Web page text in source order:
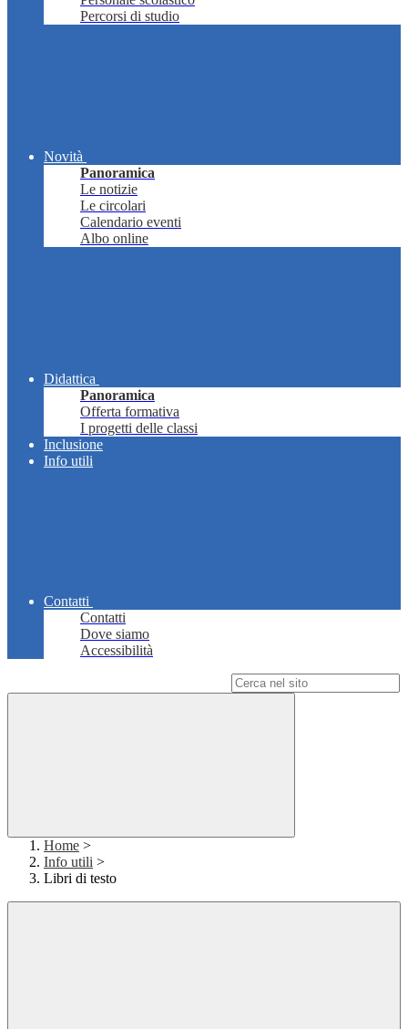
Percorsi di studio
Novità
Panoramica
Le notizie
Le circolari
Calendario eventi
Albo online
Didattica
Panoramica
Offerta formativa
I progetti delle classi
Inclusione
Info utili
Contatti
Contatti
Dove siamo
Accessibilità
Home >
Info utili >
Libri di testo